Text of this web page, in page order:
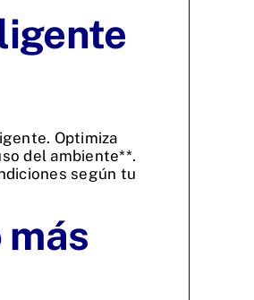
Optimiza
del ambiente**.
según tu